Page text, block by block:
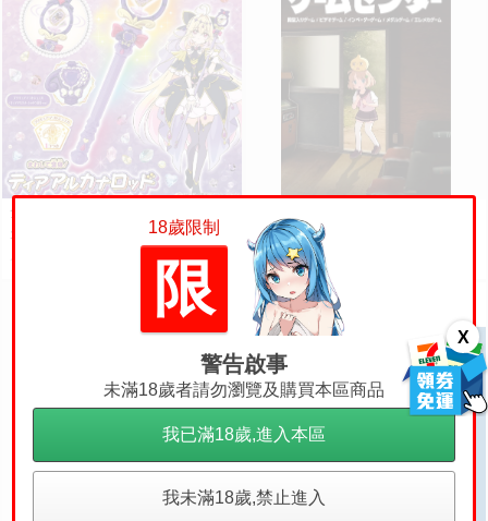
X
全新現貨 萬代正品 名偵探光之美
少女 塔羅奧秘權杖 奥祕・暗影天
使 權杖 法杖 魔法棒 變身器 森亞
所 (おにたま(オニオンソフトウ
ェア))]昭和のカオスなゲームセ
ンター (其他)
售價 670
18歲限制
限
警告啟事
未滿18歲者請勿瀏覽及購買本區商品
我已滿18歲,進入本區
我未滿18歲,禁止進入